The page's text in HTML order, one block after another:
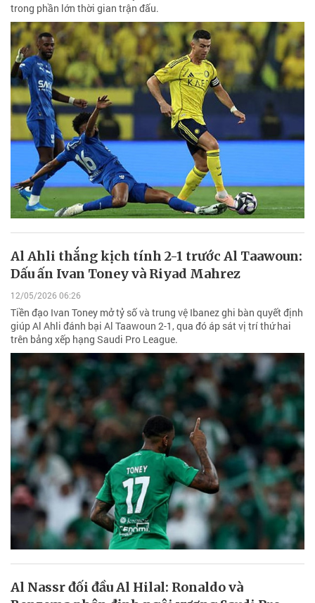
trong phần lớn thời gian trận đấu.
Al Ahli thắng kịch tính 2-1 trước Al Taawoun:
Dấu ấn Ivan Toney và Riyad Mahrez
12/05/2026 06:26
Tiền đạo Ivan Toney mở tỷ số và trung vệ Ibanez ghi bàn quyết định
giúp Al Ahli đánh bại Al Taawoun 2-1, qua đó áp sát vị trí thứ hai
trên bảng xếp hạng Saudi Pro League.
Al Nassr đối đầu Al Hilal: Ronaldo và